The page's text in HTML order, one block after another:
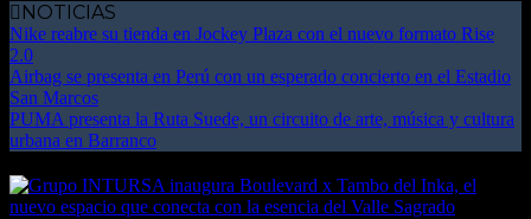
NOTICIAS
Nike reabre su tienda en Jockey Plaza con el nuevo formato Rise
2.0
Airbag se presenta en Perú con un esperado concierto en el Estadio
San Marcos
PUMA presenta la Ruta Suede, un circuito de arte, música y cultura
urbana en Barranco